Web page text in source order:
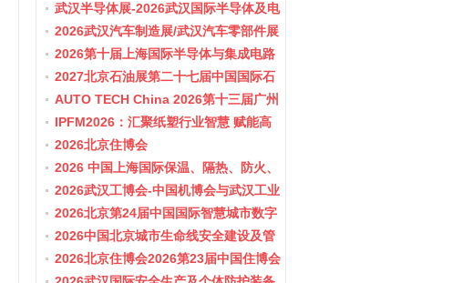
材料行业盛会
武汉半导体展-2026武汉国际半导体及电
子展览会
2026武汉汽车制造展/武汉汽车零部件展
2026第十届上海国际半导体与集成电路
产业应用博览会-11月10-12日
2027北京石油展第二十七届中国国际石
油石化技术装备展览会
AUTO TECH China 2026第十三届广州
国际汽车零部件及加工技术、汽车模具
展览会
IPFM2026：汇聚纸塑行业智慧 赋能高
质健康发展
2026北京住博会
2026 中国上海国际保温、隔热、防火、
隔音新材料展览
2026武汉工博会-中国机博会与武汉工业
博览会
2026北京第24届中国国际智慧城市数字
化城市城市更新建设博览会(主办住建
部）
2026中国北京城市生命线安全建设及管
网博览会
2026北京住博会2026第23届中国住博会